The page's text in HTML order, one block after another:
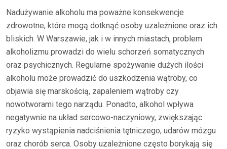
Nadużywanie alkoholu ma poważne konsekwencje
zdrowotne, które mogą dotknąć osoby uzależnione oraz ich
bliskich. W Warszawie, jak i w innych miastach, problem
alkoholizmu prowadzi do wielu schorzeń somatycznych
oraz psychicznych. Regularne spożywanie dużych ilości
alkoholu może prowadzić do uszkodzenia wątroby, co
objawia się marskością, zapaleniem wątroby czy
nowotworami tego narządu. Ponadto, alkohol wpływa
negatywnie na układ sercowo-naczyniowy, zwiększając
ryzyko wystąpienia nadciśnienia tętniczego, udarów mózgu
oraz chorób serca. Osoby uzależnione często borykają się